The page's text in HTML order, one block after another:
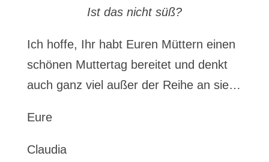
Ist das nicht süß?
Ich hoffe, Ihr habt Euren Müttern einen
schönen Muttertag bereitet und denkt
auch ganz viel außer der Reihe an sie…
Eure
Claudia